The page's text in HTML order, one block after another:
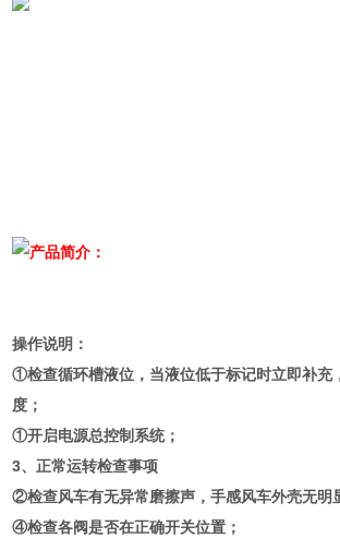
产品简介
操作说明
①检查循环槽液位，当液位低于标记时立即补充
度；
①开启电源总控制系统；
3、正常运转检查事项
②检查风车有无异常磨擦声，手感风车外壳无明
④检查各阀是否在正确开关位置；